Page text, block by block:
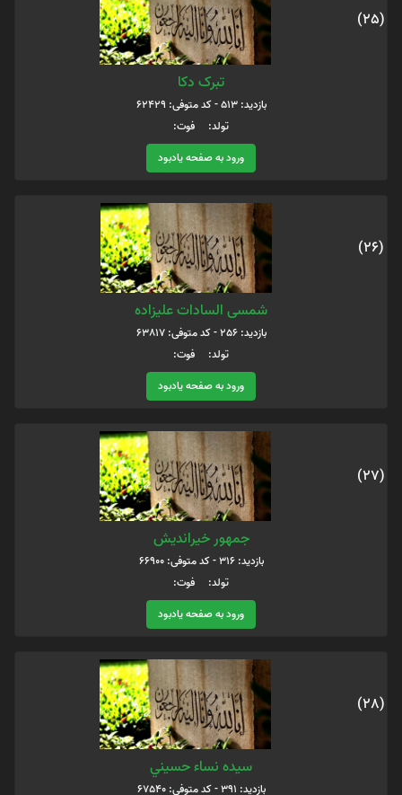
(25)
تبرک دکا
بازدید: 513 - کد متوفی: 62429
تولد: فوت:
ورود به صفحه یادبود
(26)
شمسی السادات علیزاده
بازدید: 256 - کد متوفی: 63817
تولد: فوت:
ورود به صفحه یادبود
(27)
جمهور خیراندیش
بازدید: 316 - کد متوفی: 66900
تولد: فوت:
ورود به صفحه یادبود
(28)
سيده نساء حسيني
بازدید: 391 - کد متوفی: 67540